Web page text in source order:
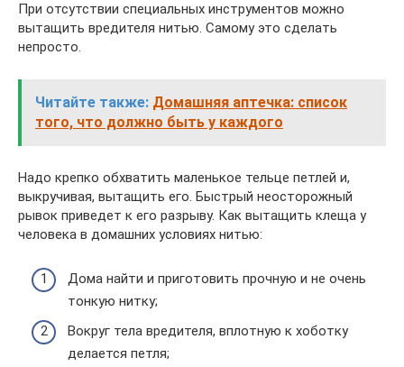
При отсутствии специальных инструментов можно
вытащить вредителя нитью. Самому это сделать
непросто.
Читайте также: Домашняя аптечка: список
того, что должно быть у каждого
Надо крепко обхватить маленькое тельце петлей и,
выкручивая, вытащить его. Быстрый неосторожный
рывок приведет к его разрыву. Как вытащить клеща у
человека в домашних условиях нитью:
Дома найти и приготовить прочную и не очень
тонкую нитку;
Вокруг тела вредителя, вплотную к хоботку
делается петля;